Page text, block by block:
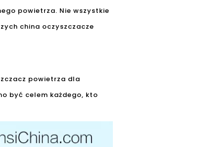
powietrza. Nie wszystkie
china oczyszczacze
powietrza dla
być celem każdego, kto